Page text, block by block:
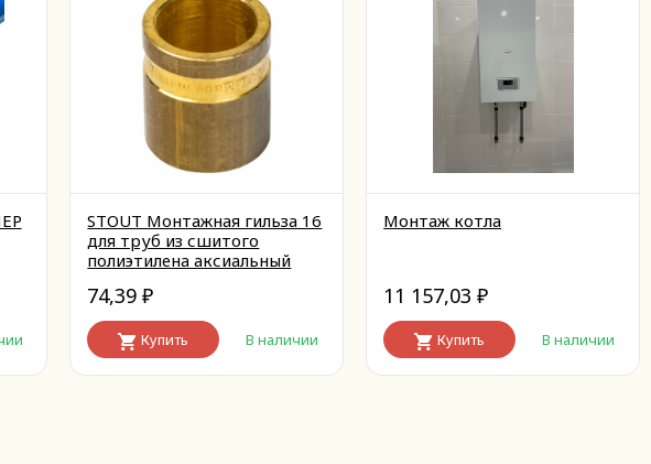
STOUT Монтажная гильза 16
для труб из сшитого
полиэтилена аксиальный
74,39₽
Купить В наличии
Монтаж котла
11 157,03₽
Купить В наличии